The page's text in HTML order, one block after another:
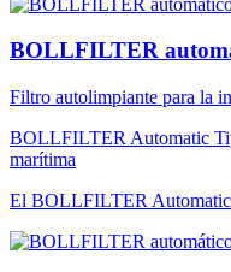
BOLLFILTER
Filtro autolimpiante para la
BOLLFILTER Automatic
marítima
El BOLLFILTER